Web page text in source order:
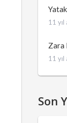
11 yıl
Zara
11 yıl
Son